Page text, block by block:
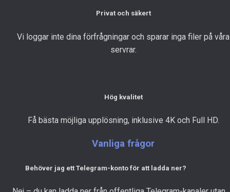
Privat och säkert
Vi loggar inte dina förfrågningar och sparar inga filer på våra
servrar.
Hög kvalitet
Få bästa möjliga upplösning, inklusive 4K och Full HD.
Vanliga frågor
Behöver jag ett Telegram-konto för att ladda ner?